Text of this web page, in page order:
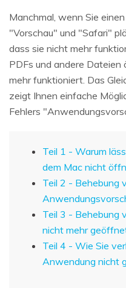
Weitere Produkte
UBackit -
Manchmal, wenn Sie
"Vorschau" und "Safari"
dass sie nicht mehr
PDFs und andere
mehr funktioniert. Das
zeigt Ihnen einfache
Fehlers
Teil 1 - Warum
dem Mac nicht
Teil 2 - Behebung
Teil 3 - Behebung
nicht mehr
Teil 4 - Wie Sie
Anwendung nicht